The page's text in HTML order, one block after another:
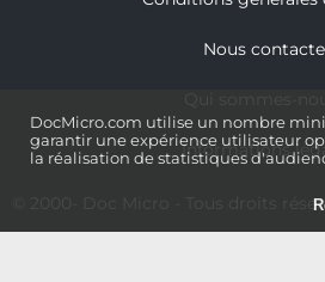
DocMicro.com utilise un nombre
garantir une expérience utilisateur
la réalisation de statistiques
Nous
Informations
- Tous droits